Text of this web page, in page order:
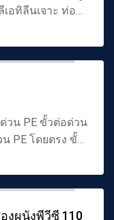
อทิลีนเจาะ ท่อน้ำ
ำซึมผนังทึบ PE
ทึบโพลีเอทิลีน
วน PE ขั้วต่อด่วน
PE โดยตรง ขั้ว
น HDPE ขั้วต่อ
ด่วน PE ขั้วต่อ
ร้อน...
งผนังพีวีซี 110